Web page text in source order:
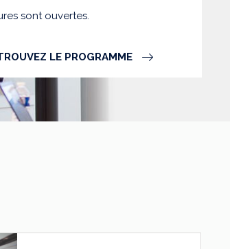
sont ouvertes.
LE PROGRAMME